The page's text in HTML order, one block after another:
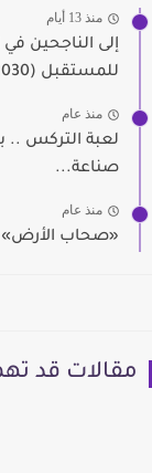
منذ 13 أيام
إلى الناجحين
للمستقبل (2030-2050)
منذ عام
لعبة التركس ..
صناعة...
منذ عام
«صحاب الأرض»..
مقالات قد